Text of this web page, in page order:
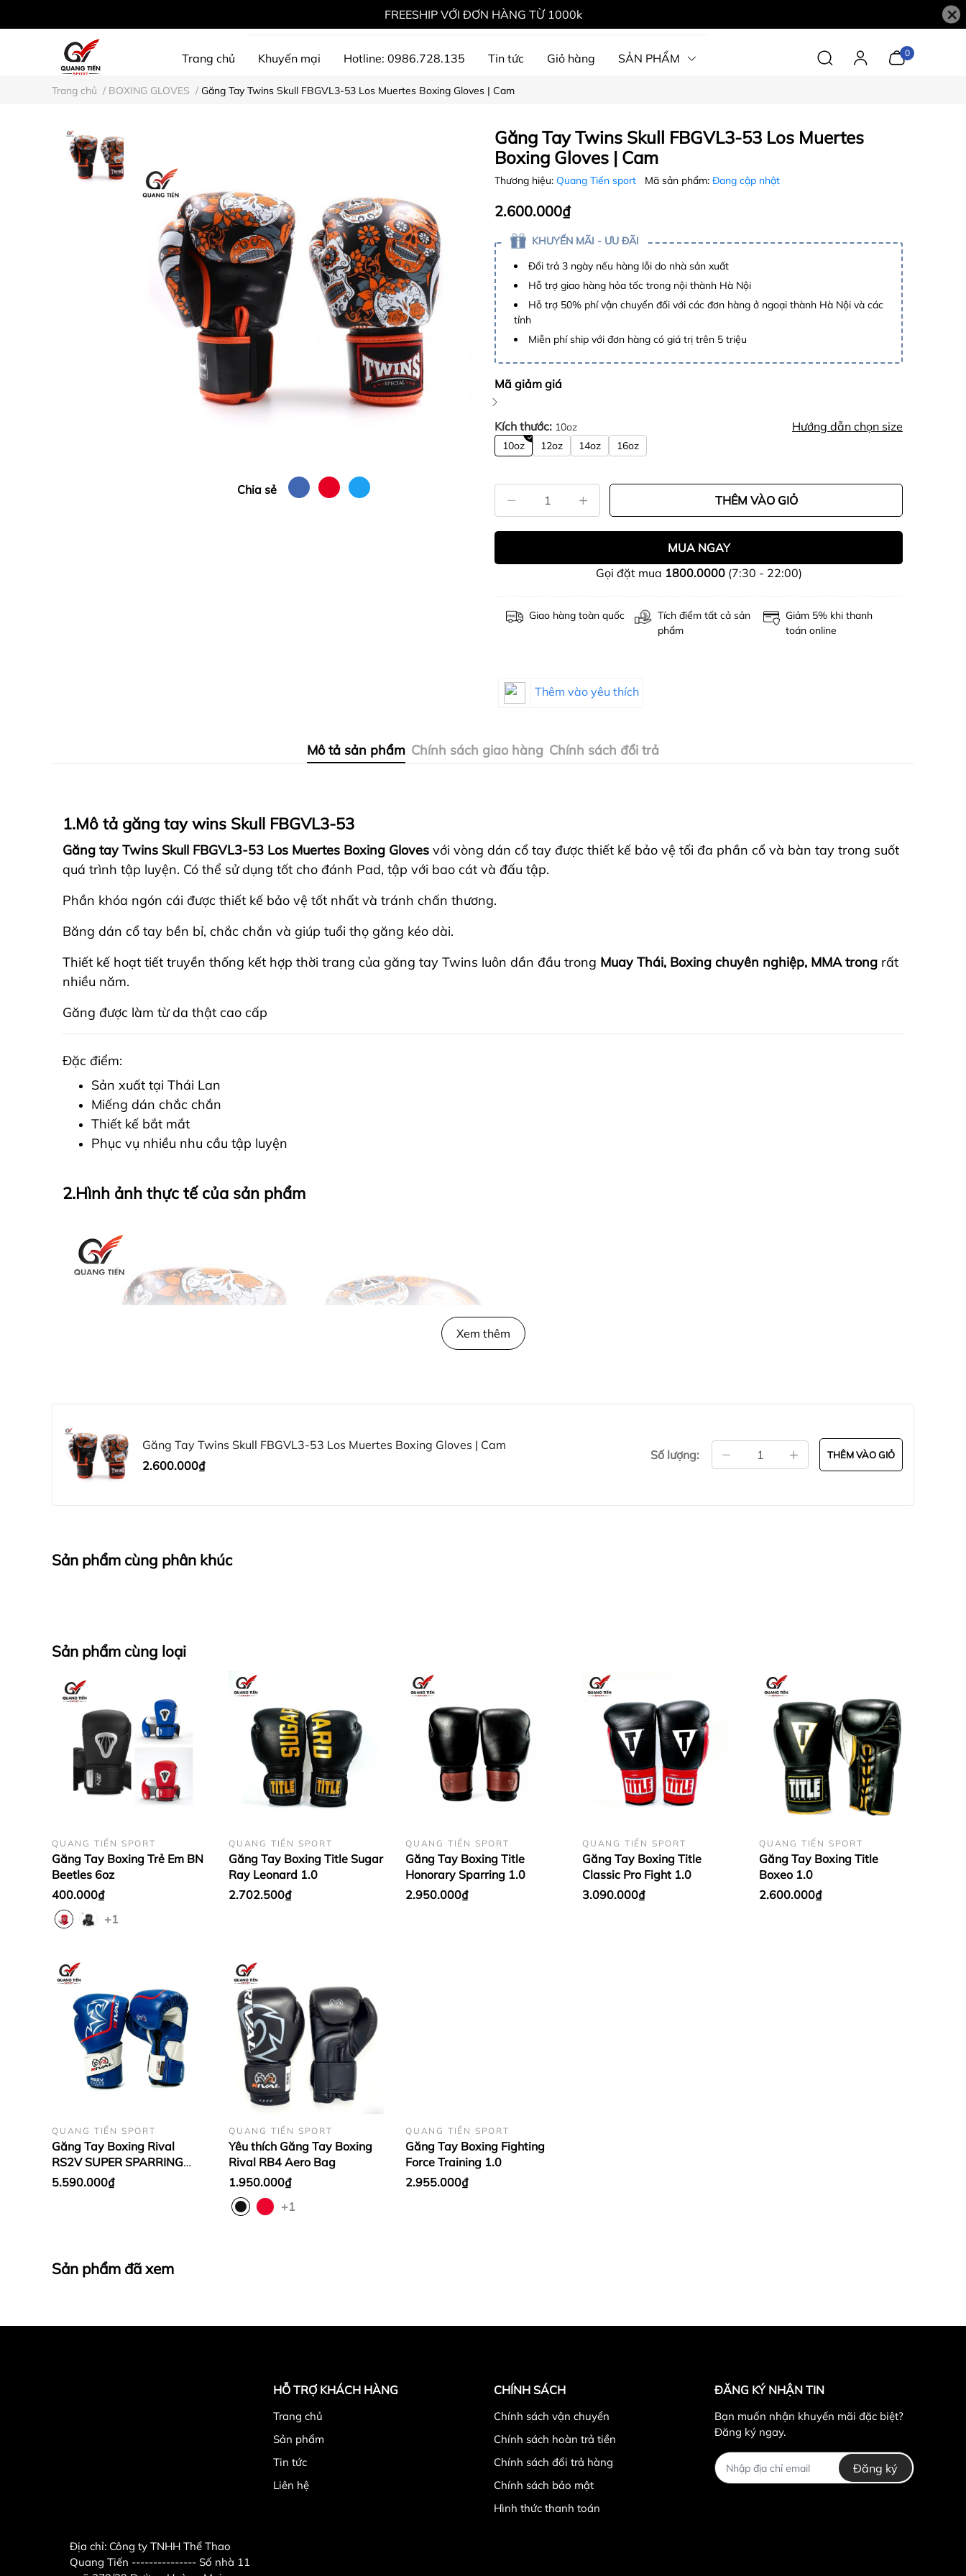
FREESHIP VỚI ĐƠN HÀNG TỪ 1000k ×
Trang chủ Khuyến mại Hotline: 0986.728.135 Tin tức Giỏ hàng SẢN PHẨM 0
Trang chủ / BOXING GLOVES / Găng Tay Twins Skull FBGVL3-53 Los Muertes Boxing Gloves | Cam
Chia sẻ
Găng Tay Twins Skull FBGVL3-53 Los Muertes
Boxing Gloves | Cam
Thương hiệu: Quang Tiến sport Mã sản phẩm: Đang cập nhật
2.600.000₫
KHUYẾN MÃI - ƯU ĐÃI
Đổi trả 3 ngày nếu hàng lỗi do nhà sản xuất
Hỗ trợ giao hàng hỏa tốc trong nội thành Hà Nội
Hỗ trợ 50% phí vận chuyển đối với các đơn hàng ở ngoại thành Hà Nội và các
tỉnh
Miễn phí ship với đơn hàng có giá trị trên 5 triệu
Mã giảm giá
Kích thước: 10oz Hướng dẫn chọn size
10oz 12oz 14oz 16oz
THÊM VÀO GIỎ
MUA NGAY
Gọi đặt mua 1800.0000(7:30 - 22:00)
Giao hàng toàn quốc
Tích điểm tất cả sản
phẩm
Giảm 5% khi thanh
toán online
Thêm vào yêu thích
Mô tả sản phẩm Chính sách giao hàng Chính sách đổi trả
1.Mô tả găng tay wins Skull FBGVL3-53
Găng tay Twins Skull FBGVL3-53 Los Muertes Boxing Gloves với vòng dán cổ tay được thiết kế bảo vệ tối đa phần cổ và bàn tay trong suốt
quá trình tập luyện. Có thể sử dụng tốt cho đánh Pad, tập với bao cát và đấu tập.
Phần khóa ngón cái được thiết kế bảo vệ tốt nhất và tránh chấn thương.
Băng dán cổ tay bền bỉ, chắc chắn và giúp tuổi thọ găng kéo dài.
Thiết kế hoạt tiết truyền thống kết hợp thời trang của găng tay Twins luôn dần đầu trong Muay Thái, Boxing chuyên nghiệp, MMA trong rất
nhiều năm.
Găng được làm từ da thật cao cấp
Đặc điểm:
Sản xuất tại Thái Lan
Miếng dán chắc chắn
Thiết kế bắt mắt
Phục vụ nhiều nhu cầu tập luyện
2.Hình ảnh thực tế của sản phẩm
3.Cách chọn size găng phù hợp
Xem thêm
Găng Tay Twins Skull FBGVL3-53 Los Muertes Boxing Gloves | Cam
2.600.000₫
Số lượng: THÊM VÀO GIỎ
Sản phẩm cùng phân khúc
Sản phẩm cùng loại
QUANG TIẾN SPORT
Găng Tay Boxing Trẻ Em BN
Beetles 6oz
400.000₫
+1
QUANG TIẾN SPORT
Găng Tay Boxing Title Sugar
Ray Leonard 1.0
2.702.500₫
QUANG TIẾN SPORT
Găng Tay Boxing Title
Honorary Sparring 1.0
2.950.000₫
QUANG TIẾN SPORT
Găng Tay Boxing Title
Classic Pro Fight 1.0
3.090.000₫
QUANG TIẾN SPORT
Găng Tay Boxing Title
Boxeo 1.0
2.600.000₫
QUANG TIẾN SPORT
Găng Tay Boxing Rival
RS2V SUPER SPARRING
GLOVES 2.0
5.590.000₫
QUANG TIẾN SPORT
Yêu thích Găng Tay Boxing
Rival RB4 Aero Bag
1.950.000₫
+1
QUANG TIẾN SPORT
Găng Tay Boxing Fighting
Force Training 1.0
2.955.000₫
Sản phẩm đã xem
Địa chỉ: Công ty TNHH Thể Thao
Quang Tiến --------------- Số nhà 11
HỖ TRỢ KHÁCH HÀNG
Trang chủ
Sản phẩm
Tin tức
Liên hệ
CHÍNH SÁCH
Chính sách vận chuyển
Chính sách hoàn trả tiền
Chính sách đổi trả hàng
Chính sách bảo mật
Hình thức thanh toán
ĐĂNG KÝ NHẬN TIN
Bạn muốn nhận khuyến mãi đặc biệt?
Đăng ký ngay.
Đăng ký